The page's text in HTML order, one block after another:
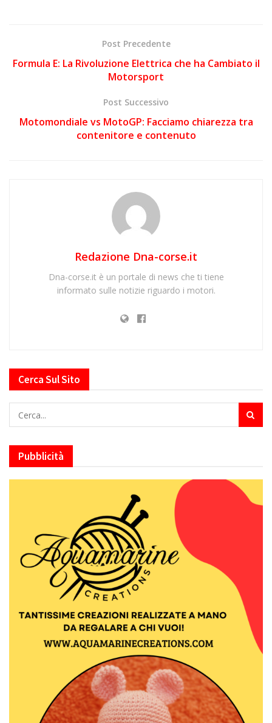
Post Precedente
Formula E: La Rivoluzione Elettrica che ha Cambiato il
Motorsport
Post Successivo
Motomondiale vs MotoGP: Facciamo chiarezza tra
contenitore e contenuto
Redazione Dna-corse.it
Dna-corse.it è un portale di news che ti tiene
informato sulle notizie riguardo i motori.
Cerca Sul Sito
Pubblicità